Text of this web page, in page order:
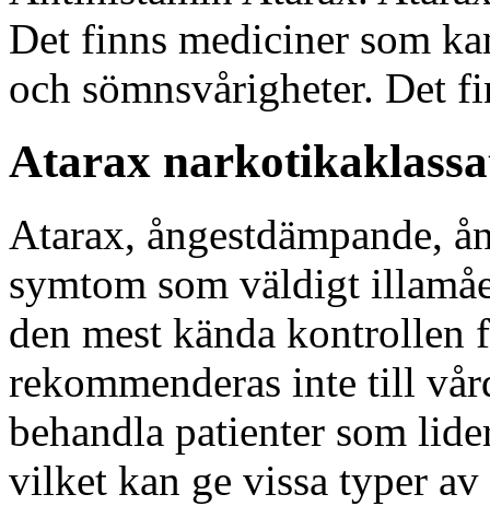
Det finns mediciner som
och sömnsvårigheter. Det
Atarax
Atarax, ångestdämpande,
symtom som väldigt
den mest kända kontrollen
rekommenderas inte till
behandla patienter som
vilket kan ge vissa typer